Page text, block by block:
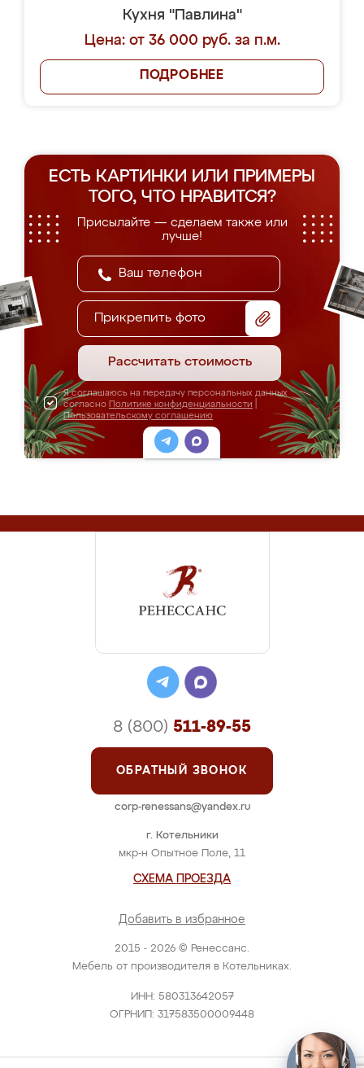
Кухня "Павлина"
Цена: от 36 000 руб. за п.м.
ПОДРОБНЕЕ
ЕСТЬ КАРТИНКИ ИЛИ ПРИМЕРЫ
ТОГО, ЧТО НРАВИТСЯ?
Присылайте — сделаем также или
лучше!
Прикрепить фото
Рассчитать стоимость
Я соглашаюсь на передачу персональных данных
согласно Политике конфиденциальности
Пользовательскому соглашению
2015 - 2026 © Ренессанс.
Мебель от производителя в Котельниках.
ИНН: 580313642057
ОГРНИП: 317583500009448
г. Котельники
мкр-н Опытное Поле, 11
СХЕМА ПРОЕЗДА
Добавить в избранное
8 (800) 511-89-55
ОБРАТНЫЙ ЗВОНОК
corp-renessans@yandex.ru